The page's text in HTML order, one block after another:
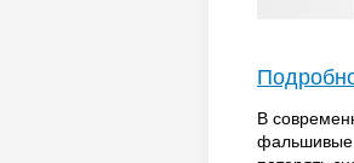
В
фальшивые